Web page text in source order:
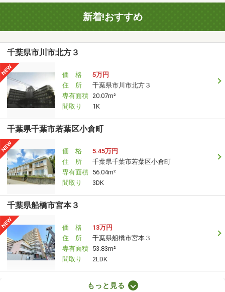
新着!おすすめ
千葉県市川市北方３
価 格
5万円
住 所
千葉県市川市北方３
専有面積 20.07m²
間取り
1K
千葉県千葉市若葉区小倉町
価 格
5.45万円
住 所
千葉県千葉市若葉区小倉町
専有面積 56.04m²
間取り
3DK
千葉県船橋市宮本３
価 格
13万円
住 所
千葉県船橋市宮本３
専有面積 53.83m²
間取り
2LDK
もっと見る